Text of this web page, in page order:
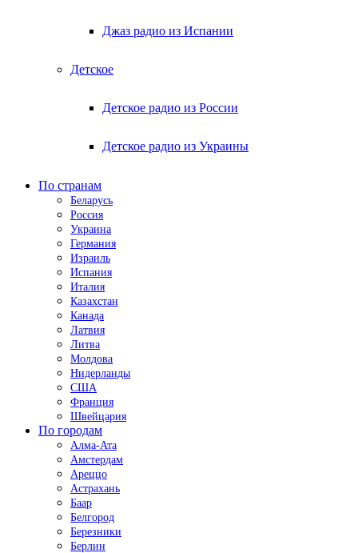
Джаз радио из Испании
Детское
Детское радио из России
Детское радио из Украины
По странам
Беларусь
Россия
Украина
Германия
Израиль
Испания
Италия
Казахстан
Канада
Латвия
Литва
Молдова
Нидерланды
США
Франция
Швейцария
По городам
Алма-Ата
Амстердам
Ареццо
Астрахань
Баар
Белгород
Березники
Берлин